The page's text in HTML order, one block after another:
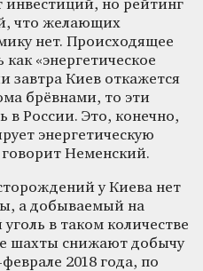
инвестиций, но рейтинг
что желающих
нет. Происходящее
«энергетическое
завтра Киев откажется
брёвнами, то эти
в России. Это, конечно,
энергетическую
Неменский.
у Киева нет
а добываемый на
в таком количестве
шахты снижают добычу
2018 года, по